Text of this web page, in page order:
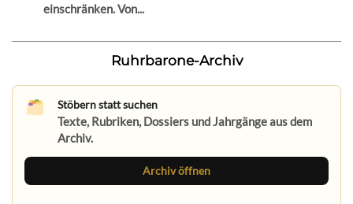
einschränken. Von...
Ruhrbarone-Archiv
Stöbern statt suchen
Texte, Rubriken, Dossiers und Jahrgänge aus dem
Archiv.
Archiv öffnen